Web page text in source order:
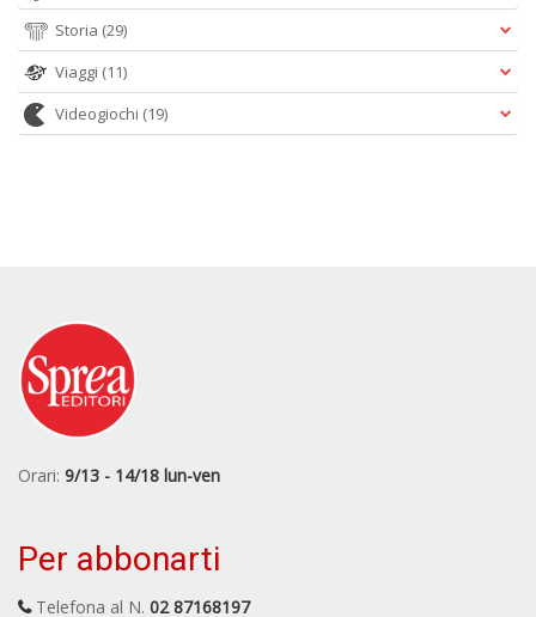
Storia (29)
Viaggi (11)
Videogiochi (19)
Orari: 9/13 - 14/18 lun-ven
Per abbonarti
Telefona al N. 02 87168197